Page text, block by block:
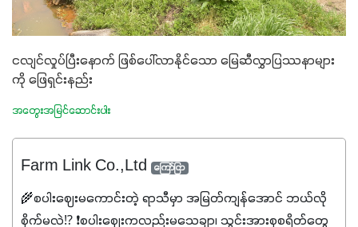
ငလျင်လှုပ်ပြီးနောက် ဖြစ်ပေါ်လာနိုင်သော မြေဆီလွှာပြဿနာများ
ကို ဖြေရှင်းနည်း
အတွေးအမြင်ဆောင်းပါး
Farm Link Co.,Ltd ကြော်ငြာ
🌾စပါးဈေးမကောင်းတဲ့ ရာသီမှာ အမြတ်ကျန်အောင် ဘယ်လို
စိုက်မလဲ⁉️ ❗စပါးဈေးကလည်းမသေချာ၊ သွင်းအားစုစရိတ်တွေ